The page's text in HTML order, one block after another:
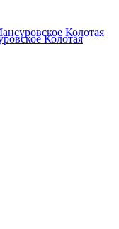
Колотая